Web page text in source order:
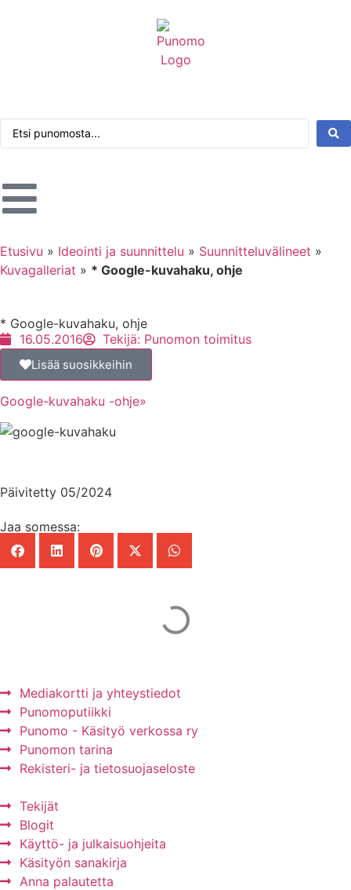
Etusivu » Ideointi ja suunnittelu » Suunnitteluvälineet »
Kuvagalleriat » * Google-kuvahaku, ohje
* Google-kuvahaku, ohje
16.05.2016
Tekijä: Punomon toimitus
Lisää suosikkeihin
Google-kuvahaku -ohje»
Päivitetty 05/2024
Jaa somessa:
Mediakortti ja yhteystiedot
Punomoputiikki
Punomo - Käsityö verkossa ry
Punomon tarina
Rekisteri- ja tietosuojaseloste
Tekijät
Blogit
Käyttö- ja julkaisuohjeita
Käsityön sanakirja
Anna palautetta